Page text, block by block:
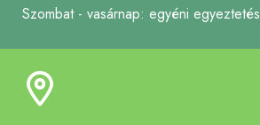
Szombat - vasárnap: egyéni egyeztetés